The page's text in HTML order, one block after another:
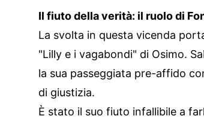
Il fiuto della verità: il ruolo di
La svolta in questa vicenda
"Lilly e i vagabondi" di Osimo.
la sua passeggiata pre-affido
di giustizia.
È stato il suo fiuto infallibile a